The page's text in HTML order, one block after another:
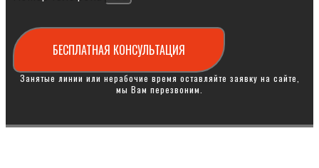
БЕСПЛАТНАЯ КОНСУЛЬТАЦИЯ
Занятые линии или нерабочие время оставляйте заявку на сайте,
мы Вам перезвоним.